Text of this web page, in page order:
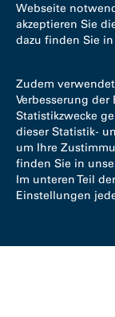
Webseite
akzeptieren Sie
dazu finden Sie
Zudem
Verbesserung
Statistikzwecke
dieser Statistik-
um Ihre
finden Sie in
Im unteren Teil
Einstellungen